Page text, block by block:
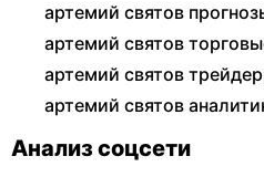
артемий святов
артемий святов
артемий святов
артемий святов
Анализ соцсети